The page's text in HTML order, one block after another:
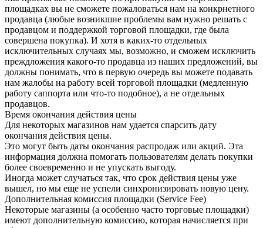
площадках вы не сможете пожаловаться нам на конкрнетного
продавца (любые возникшие проблемы вам нужно решать с
продавцом и поддержкой торговой площадки, где была
совершена покупка). И хотя в каких-то отдельных
исключительных случаях мы, возможно, и сможем исключить
преждложения какого-то продавца из наших предложений, вы
должны понимать, что в первую очередь вы можете подавать
нам жалобы на работу всей торговой площадки (медленную
работу саппорта или что-то подобное), а не отдельных
продавцов.
Время окончания действия цены
Для некоторых магазинов нам удается спарсить дату
окончания действия цены.
Это могут быть даты окончания распродаж или акций. Эта
информация должна помогать пользователям делать покупки
более своевременно и не упускать выгоду.
Иногда может случаться так, что срок действия цены уже
вышел, но мы еще не успели синхронизировать новую цену.
Дополнительная комиссия площадки (Service Fee)
Некоторые магазины (а особенно часто торговые площадки)
имеют дополнительную комиссию, которая начисляется при